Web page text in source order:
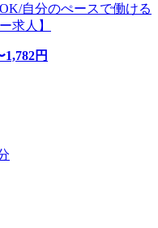
自分のぺースで働ける
求人】
1,782円